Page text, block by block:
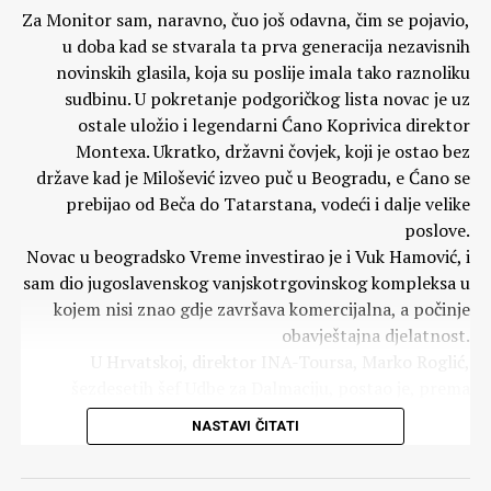
posve u prilog Crne Gore, jer sa Crnom Gorom i
Crnogorcima ima i drugih načina upoznavanja, koji
zacijelo mnogo ne obećavaju.
Trebat će mnogo vremena da se uklone svi negativni
stereotipi o Crnoj Gori i Crnogorcima. U tomu se ne
može uspjeti potiskivanjem Monitora, pritiscima na
njegove ljude, obnavljanjem cijele lepeze državnih mjera
iz posve drugih vremena i političkih (ne)kultura. Zato
neka Monitor neometano radi pospremajući Crnu Goru
za bolje dana što sigurno dolaze. Kad sve loše bude
zaboravljeno, ostat će njegova blistava baština.
Ivo BANAC
Komentari
Za Monitor sam, naravno, čuo još odavna, čim se pojavio,
u doba kad se stvarala ta prva generacija nezavisnih
novinskih glasila, koja su poslije imala tako raznoliku
sudbinu. U pokretanje podgoričkog lista novac je uz
ostale uložio i legendarni Ćano Koprivica direktor
Montexa. Ukratko, državni čovjek, koji je ostao bez
države kad je Milošević izveo puč u Beogradu, e Ćano se
prebijao od Beča do Tatarstana, vodeći i dalje velike
poslove.
Novac u beogradsko Vreme investirao je i Vuk Hamović, i
sam dio jugoslavenskog vanjskotrgovinskog kompleksa u
kojem nisi znao gdje završava komercijalna, a počinje
obavještajna djelatnost.
riječima Marinka Božića, otac njegova Slobodnog
tjednika. ST je u prvom broju žestoko napao Tuđmana,
NASTAVI ČITATI